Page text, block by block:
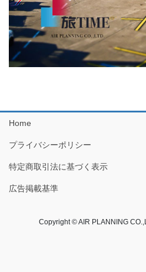
Home
プライバシーポリシー
特定商取引法に基づく表示
広告掲載基準
Copyright © AIR PLANNING